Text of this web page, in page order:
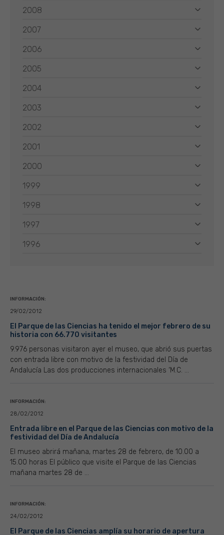
2008
2007
2006
2005
2004
2003
2002
2001
2000
1999
1998
1997
1996
INFORMACIÓN:
29/02/2012
El Parque de las Ciencias ha tenido el mejor febrero de su
historia con 66.770 visitantes
9.976 personas visitaron ayer el museo, que abrió sus puertas
con entrada libre con motivo de la festividad del Día de
Andalucía Las dos producciones internacionales ‘M.C. ...
INFORMACIÓN:
28/02/2012
Entrada libre en el Parque de las Ciencias con motivo de la
festividad del Día de Andalucía
El museo abrirá mañana, martes 28 de febrero, de 10.00 a
15.00 horas El público que visite el Parque de las Ciencias
mañana martes 28 de ...
INFORMACIÓN:
24/02/2012
El Parque de las Ciencias amplía su horario de apertura